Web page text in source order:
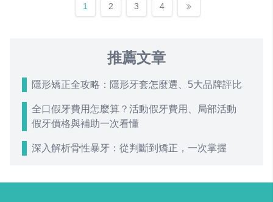
1 2 3 4
推薦文章
隱形矯正全攻略：隱形牙套怎麼選、5大品牌評比
全口假牙費用怎麼算？活動假牙費用、局部活動
假牙價格與補助一次看懂
深入解析骨性暴牙：從判斷到矯正，一次掌握